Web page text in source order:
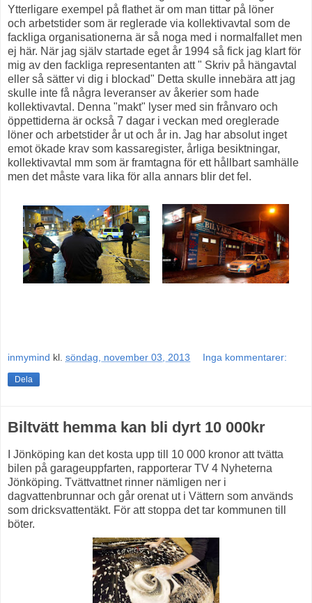
Ytterligare exempel på flathet är om man tittar på löner
och arbetstider som är reglerade via kollektivavtal som de
fackliga organisationerna är så noga med i normalfallet men
ej här. När jag själv startade eget år 1994 så fick jag klart för
mig av den fackliga representanten att " Skriv på hängavtal
eller så sätter vi dig i blockad" Detta skulle innebära att jag
skulle inte få några leveranser av åkerier som hade
kollektivavtal. Denna "makt" lyser med sin frånvaro och
öppettiderna är också 7 dagar i veckan med oreglerade
löner och arbetstider år ut och år in. Jag har absolut inget
emot ökade krav som kassaregister, årliga besiktningar,
kollektivavtal mm som är framtagna för ett hållbart samhälle
men det måste vara lika för alla annars blir det fel.
inmymind kl. söndag, november 03, 2013 Inga kommentarer:
Dela
Biltvätt hemma kan bli dyrt 10 000kr
I Jönköping kan det kosta upp till 10 000 kronor att tvätta
bilen på garageuppfarten, rapporterar TV 4 Nyheterna
Jönköping. Tvättvattnet rinner nämligen ner i
dagvattenbrunnar och går orenat ut i Vättern som används
som dricksvattentäkt. För att stoppa det tar kommunen till
böter.